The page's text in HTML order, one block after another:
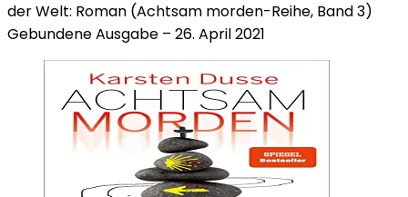
der Welt: Roman (Achtsam morden-Reihe, Band 3)
Gebundene Ausgabe – 26. April 2021